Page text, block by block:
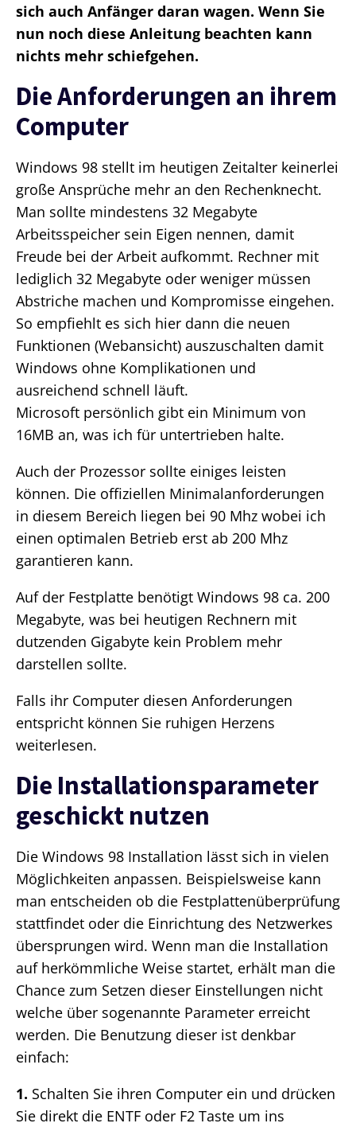
sich auch Anfänger daran wagen. Wenn Sie
nun noch diese Anleitung beachten kann
nichts mehr schiefgehen.
Die Anforderungen an ihrem
Computer
Windows 98 stellt im heutigen Zeitalter keinerlei
große Ansprüche mehr an den Rechenknecht.
Man sollte mindestens 32 Megabyte
Arbeitsspeicher sein Eigen nennen, damit
Freude bei der Arbeit aufkommt. Rechner mit
lediglich 32 Megabyte oder weniger müssen
Abstriche machen und Kompromisse eingehen.
So empfiehlt es sich hier dann die neuen
Funktionen (Webansicht) auszuschalten damit
Windows ohne Komplikationen und
ausreichend schnell läuft.
Microsoft persönlich gibt ein Minimum von
16MB an, was ich für untertrieben halte.
Auch der Prozessor sollte einiges leisten
können. Die offiziellen Minimalanforderungen
in diesem Bereich liegen bei 90 Mhz wobei ich
einen optimalen Betrieb erst ab 200 Mhz
garantieren kann.
Auf der Festplatte benötigt Windows 98 ca. 200
Megabyte, was bei heutigen Rechnern mit
dutzenden Gigabyte kein Problem mehr
darstellen sollte.
Falls ihr Computer diesen Anforderungen
entspricht können Sie ruhigen Herzens
weiterlesen.
Die Installationsparameter
geschickt nutzen
Die Windows 98 Installation lässt sich in vielen
Möglichkeiten anpassen. Beispielsweise kann
man entscheiden ob die Festplattenüberprüfung
stattfindet oder die Einrichtung des Netzwerkes
übersprungen wird. Wenn man die Installation
auf herkömmliche Weise startet, erhält man die
Chance zum Setzen dieser Einstellungen nicht
welche über sogenannte Parameter erreicht
werden. Die Benutzung dieser ist denkbar
einfach:
1. Schalten Sie ihren Computer ein und drücken
Sie direkt die ENTF oder F2 Taste um ins